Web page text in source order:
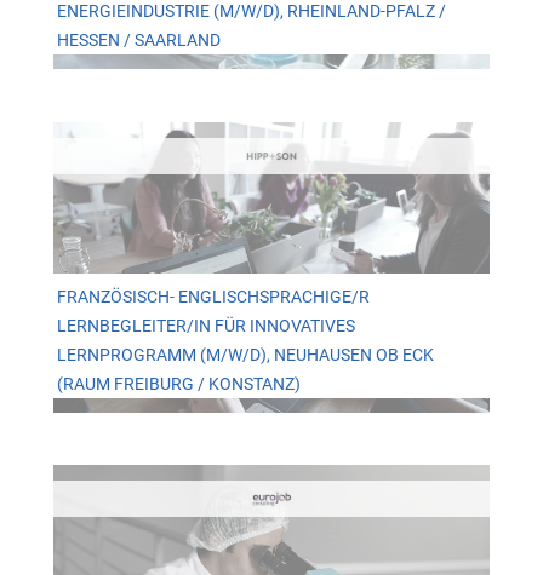
ENERGIEINDUSTRIE (M/W/D), RHEINLAND-PFALZ /
HESSEN / SAARLAND
FRANZÖSISCH- ENGLISCHSPRACHIGE/R
LERNBEGLEITER/IN FÜR INNOVATIVES
LERNPROGRAMM (M/W/D), NEUHAUSEN OB ECK
(RAUM FREIBURG / KONSTANZ)